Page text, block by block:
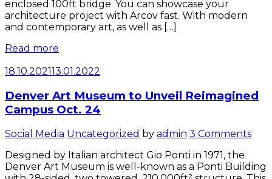
enclosed 100ft bridge. You can showcase your
architecture project with Arcov fast. With modern
and contemporary art, as well as […]
Read more
18.10.202113.01.2022
Denver Art Museum to Unveil Reimagined
Campus Oct. 24
Categories
Social Media Uncategorized by admin 3 Comments
Designed by Italian architect Gio Ponti in 1971, the
Denver Art Museum is well-known as a Ponti Building